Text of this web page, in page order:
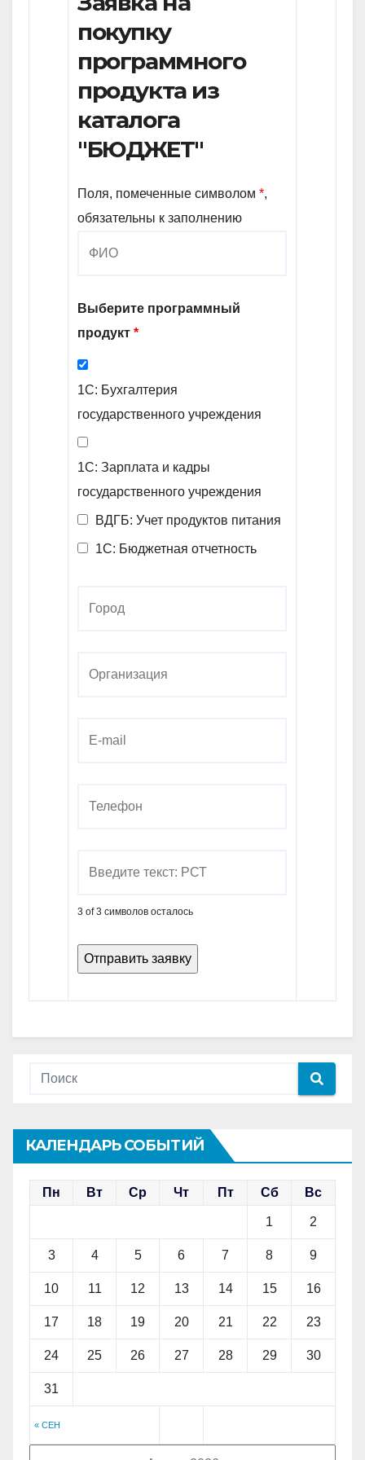
покупку
программного
продукта из
каталога
"БЮДЖЕТ"
Поля, помеченные символом *,
обязательны к заполнению
Выберите программный
продукт *
1С: Бухгалтерия
государственного учреждения
1С: Зарплата и кадры
государственного учреждения
ВДГБ: Учет продуктов питания
1С: Бюджетная отчетность
3 of 3 символов осталось
КАЛЕНДАРЬ СОБЫТИЙ
Пн Вт Ср Чт Пт Сб Вс
« СЕН
1 2
3 4 5 6 7 8 9
10 11 12 13 14 15 16
17 18 19 20 21 22 23
24 25 26 27 28 29 30
31